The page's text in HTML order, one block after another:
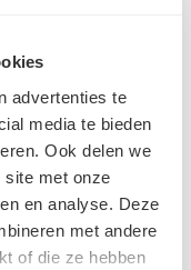
advertenties te
media te bieden
Ook delen we
site met onze
en analyse. Deze
met andere
of die ze hebben